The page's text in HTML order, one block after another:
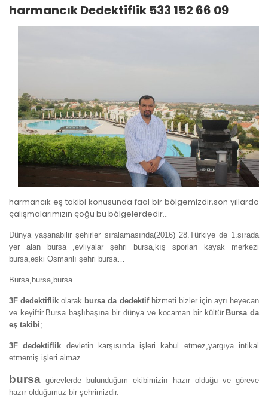
harmancık Dedektiflik 533 152 66 09
harmancık eş takibi konusunda faal bir bölgemizdir,son yıllarda
çalışmalarımızın çoğu bu bölgelerdedir...
Dünya yaşanabilir şehirler sıralamasında(2016) 28.Türkiye de 1.sırada
yer alan bursa ,evliyalar şehri bursa,kış sporları kayak merkezi
bursa,eski Osmanlı şehri bursa…
Bursa,bursa,bursa…
3F dedektiflik olarak bursa da dedektifhizmeti bizler için ayrı heyecan
ve keyiftir.Bursa başlıbaşına bir dünya ve kocaman bir kültür. Bursa da
eş takibi;
3F dedektiflik devletin karşısında işleri kabul etmez,yargıya intikal
etmemiş işleri almaz…
bursa görevlerde bulunduğum ekibimizin hazır olduğu ve göreve
hazır olduğumuz bir şehrimizdir.